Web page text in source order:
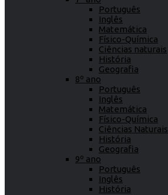
Português
Inglês
Matemática
Físico-Química
Ciências naturais
História
Geografia
8º ano
Português
Inglês
Matemática
Físico-Química
Ciências Naturais
História
Geografia
9º ano
Português
Inglês
História